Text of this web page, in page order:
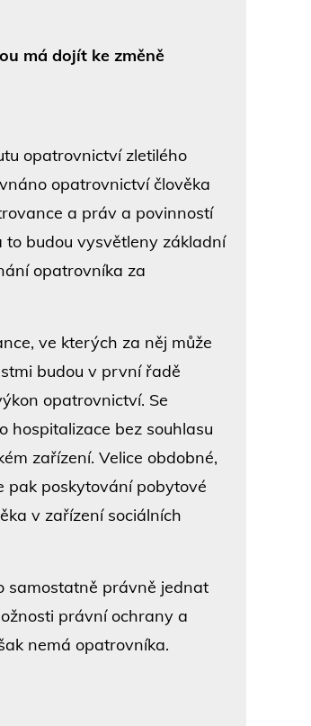
má dojít ke změně
opatrovnictví zletilého
opatrovnictví člověka
a práv a povinností
budou vysvětleny základní
opatrovníka za
ve kterých za něj může
budou v první řadě
opatrovnictví. Se
hospitalizace bez souhlasu
zařízení. Velice obdobné,
pak poskytování pobytové
v zařízení sociálních
samostatně právně jednat
právní ochrany a
nemá opatrovníka.